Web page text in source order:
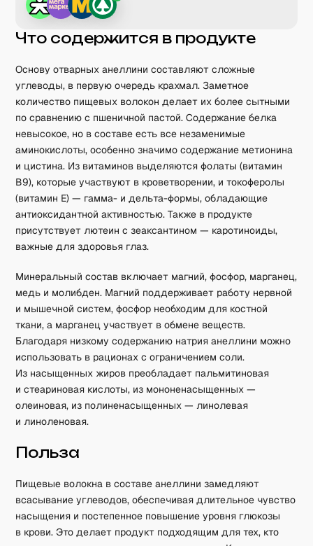
Что содержится в продукте
Основу отварных анеллини составляют сложные
углеводы, в первую очередь крахмал. Заметное
количество пищевых волокон делает их более сытными
по сравнению с пшеничной пастой. Содержание белка
невысокое, но в составе есть все незаменимые
аминокислоты, особенно значимо содержание метионина
и цистина. Из витаминов выделяются фолаты (витамин
B9), которые участвуют в кроветворении, и токоферолы
(витамин E) — гамма- и дельта-формы, обладающие
антиоксидантной активностью. Также в продукте
присутствует лютеин с зеаксантином — каротиноиды,
важные для здоровья глаз.
Минеральный состав включает магний, фосфор, марганец,
медь и молибден. Магний поддерживает работу нервной
и мышечной систем, фосфор необходим для костной
ткани, а марганец участвует в обмене веществ.
Благодаря низкому содержанию натрия анеллини можно
использовать в рационах с ограничением соли.
Из насыщенных жиров преобладает пальмитиновая
и стеариновая кислоты, из мононенасыщенных —
олеиновая, из полиненасыщенных — линолевая
и линоленовая.
Польза
Пищевые волокна в составе анеллини замедляют
всасывание углеводов, обеспечивая длительное чувство
насыщения и постепенное повышение уровня глюкозы
в крови. Это делает продукт подходящим для тех, кто